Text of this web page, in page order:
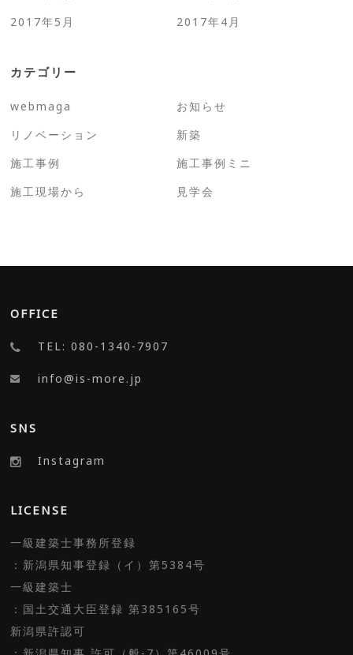
2017年5月
2017年4月
カテゴリー
webmaga
お知らせ
リノベーション
新築
施工事例
施工事例ミニ
施工現場から
見学会
OFFICE
TEL: 080-1340-7907
info@is-more.jp
SNS
Instagram
LICENSE
一級建築士事務所登録
：新潟県知事登録（イ）第5384号
一級建築士
：国土交通大臣登録 第385165号
新潟県許認可